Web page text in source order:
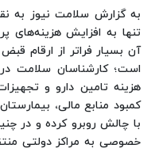
به گزارش سلامت نیوز به
تنها به افزایش هزینه‌های
آن بسیار فراتر از ارقام
است؛ کارشناسان سلامت
هزینه تامین دارو و
کمبود منابع مالی،
با چالش روبرو کرده و در
خصوصی به مراکز دولتی